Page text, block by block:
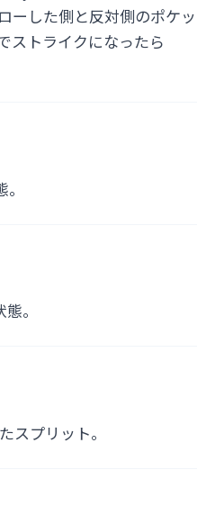
ーした側と反対側のポケッ
ストライクになったら
。
スプリット。